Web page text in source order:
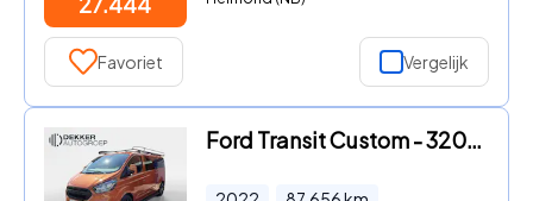
Favoriet Vergelijk
Ford Transit Custom - 320 2.0 TDCI L2H1 Limited Trekhaak